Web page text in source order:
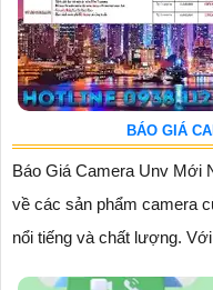
BÁO GIÁ
Báo Giá Camera Unv Mới
về các sản phẩm camera
nổi tiếng và chất lượng.